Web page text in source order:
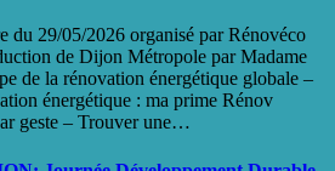
du 29/05/2026 organisé par Rénovéco
de Dijon Métropole par Madame
de la rénovation énergétique globale –
énergétique : ma prime Rénov
geste – Trouver une…